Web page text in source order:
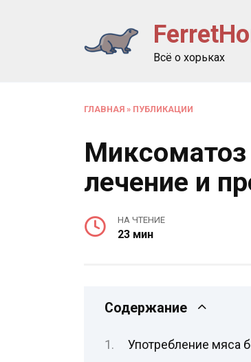
Всё о хорьках
ГЛАВНАЯ » ПУБЛИКАЦИИ
лечение и
НА ЧТЕНИЕ
23 мин
Содержание
Употребление мяса